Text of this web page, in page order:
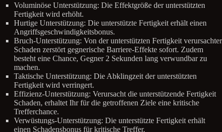
Voluminöse Unterstützung: Die Effektgröße der unterstützten
Fertigkeit wird erhöht.
Hurtige Unterstützung: Die unterstützte Fertigkeit erhält einen
Angriffsgeschwindigkeitsbonus.
Bruch-Unterstützung: Von der unterstützten Fertigkeit verursachter
Schaden zerstört gegnerische Barriere-Effekte sofort. Zudem
besteht eine Chance, Gegner 2 Sekunden lang verwundbar zu
machen.
Taktische Unterstützung: Die Abklingzeit der unterstützten
Fertigkeit wird verringert.
Effizienz-Unterstützung: Verursacht die unterstützende Fertigkeit
Schaden, erhaltet Ihr für die getroffenen Ziele eine kritische
Trefferchance.
Verwüstungs-Unterstützung: Die unterstützte Fertigkeit erhält
einen Schadensbonus für kritische Treffer.